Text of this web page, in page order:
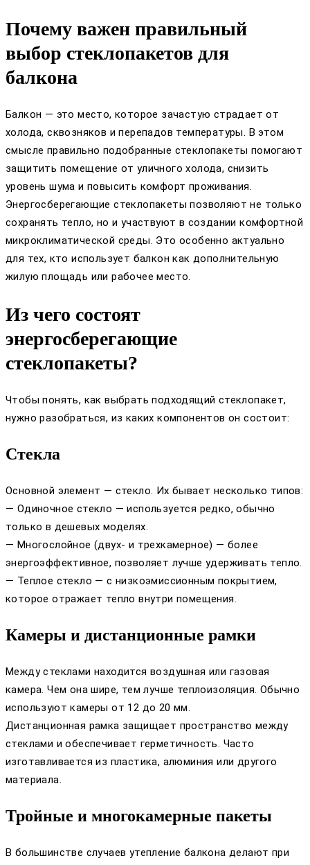
Почему важен правильный
выбор стеклопакетов для
балкона
Балкон — это место, которое зачастую страдает от
холода, сквозняков и перепадов температуры. В этом
смысле правильно подобранные стеклопакеты помогают
защитить помещение от уличного холода, снизить
уровень шума и повысить комфорт проживания.
Энергосберегающие стеклопакеты позволяют не только
сохранять тепло, но и участвуют в создании комфортной
микроклиматической среды. Это особенно актуально
для тех, кто использует балкон как дополнительную
жилую площадь или рабочее место.
Из чего состоят
энергосберегающие
стеклопакеты?
Чтобы понять, как выбрать подходящий стеклопакет,
нужно разобраться, из каких компонентов он состоит:
Стекла
Основной элемент — стекло. Их бывает несколько типов:
— Одиночное стекло — используется редко, обычно
только в дешевых моделях.
— Многослойное (двух- и трехкамерное) — более
энергоэффективное, позволяет лучше удерживать тепло.
— Теплое стекло — с низкоэмиссионным покрытием,
которое отражает тепло внутри помещения.
Камеры и дистанционные рамки
Между стеклами находится воздушная или газовая
камера. Чем она шире, тем лучше теплоизоляция. Обычно
используют камеры от 12 до 20 мм.
Дистанционная рамка защищает пространство между
стеклами и обеспечивает герметичность. Часто
изготавливается из пластика, алюминия или другого
материала.
Тройные и многокамерные пакеты
В большинстве случаев утепление балкона делают при